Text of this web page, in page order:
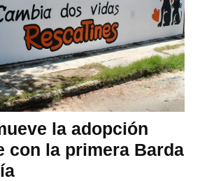
la adopción
con la primera Barda